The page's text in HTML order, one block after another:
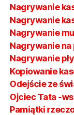
Nagrywanie
Nagrywanie
Nagrywanie
Nagrywanie na
Nagrywanie
Kopiowanie
Odejście ze
Ojciec Tata -
Pamiątki